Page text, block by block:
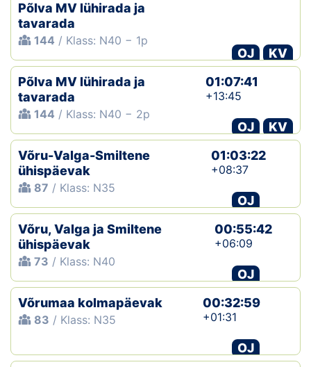
Põlva MV lühirada ja
tavarada
144 / Klass: N40 − 1p
OJ
KV
Põlva MV lühirada ja
tavarada
144 / Klass: N40 − 2p
01:07:41
+13:45
OJ
KV
Võru-Valga-Smiltene
ühispäevak
87 / Klass: N35
01:03:22
+08:37
OJ
Võru, Valga ja Smiltene
ühispäevak
73 / Klass: N40
00:55:42
+06:09
OJ
Võrumaa kolmapäevak
83 / Klass: N35
00:32:59
+01:31
OJ